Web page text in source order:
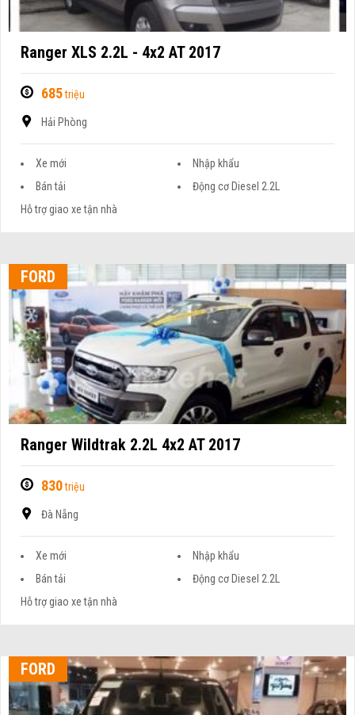
Ranger XLS 2.2L - 4x2 AT 2017
685triệu
Hải Phòng
Xe mới
Nhập khẩu
Bán tải
Động cơ Diesel 2.2L
Hỗ trợ giao xe tận nhà
FORD
Ranger Wildtrak 2.2L 4x2 AT 2017
830triệu
Đà Nẵng
Xe mới
Nhập khẩu
Bán tải
Động cơ Diesel 2.2L
Hỗ trợ giao xe tận nhà
FORD